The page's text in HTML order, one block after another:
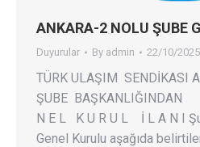
ANKARA-2 NOLU ŞUBE
Duyurular By admin 22/10/2025
TÜRK ULAŞIM SENDİKASI
ŞUBE
N E L K U R U L İ L A N I
Genel Kurulu aşağıda